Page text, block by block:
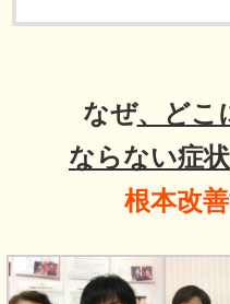
なぜ、どこ
ならない症状
根本改善